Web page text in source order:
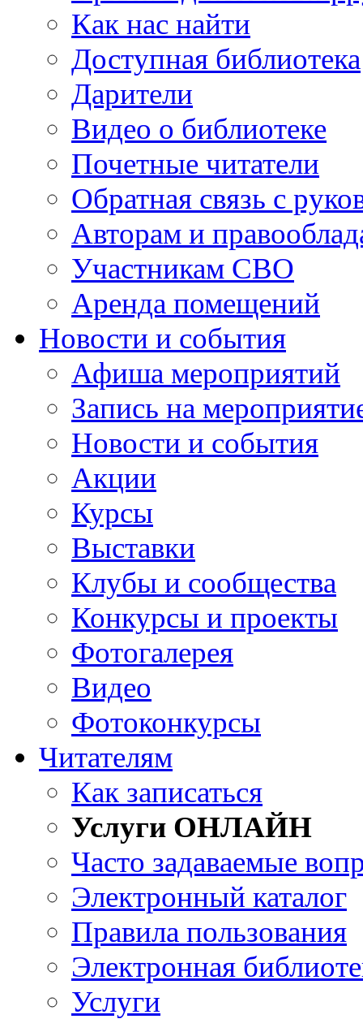
Как нас найти
Доступная библиотека
Дарители
Видео о библиотеке
Почетные читатели
Обратная связь с
Авторам и
Участникам СВО
Аренда помещений
Новости и события
Афиша мероприятий
Запись на
Новости и события
Акции
Курсы
Выставки
Клубы и сообщества
Конкурсы и проекты
Фотогалерея
Видео
Фотоконкурсы
Читателям
Как записаться
Услуги ОНЛАЙН
Часто задаваемые
Электронный каталог
Правила пользования
Электронная
Услуги